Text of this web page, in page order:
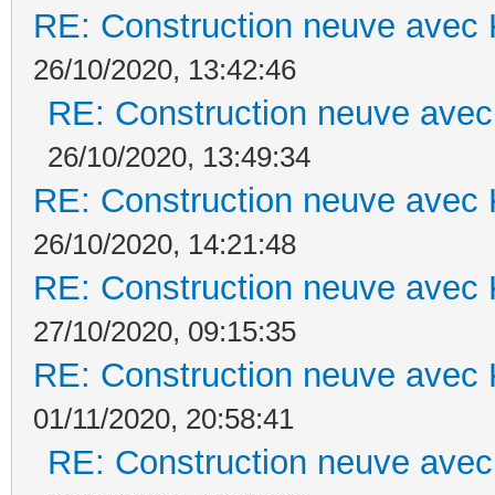
RE: Construction neuve avec
26/10/2020, 13:42:46
RE: Construction neuve
26/10/2020, 13:49:34
RE: Construction neuve avec
26/10/2020, 14:21:48
RE: Construction neuve avec
27/10/2020, 09:15:35
RE: Construction neuve avec
01/11/2020, 20:58:41
RE: Construction neuve